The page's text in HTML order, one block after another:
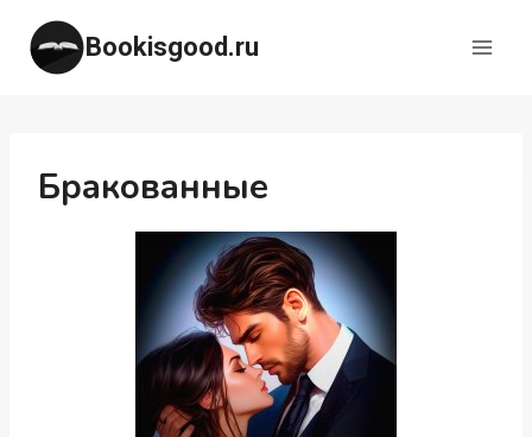
Перейти
содержимому
Bookisgood.ru
Бракованные